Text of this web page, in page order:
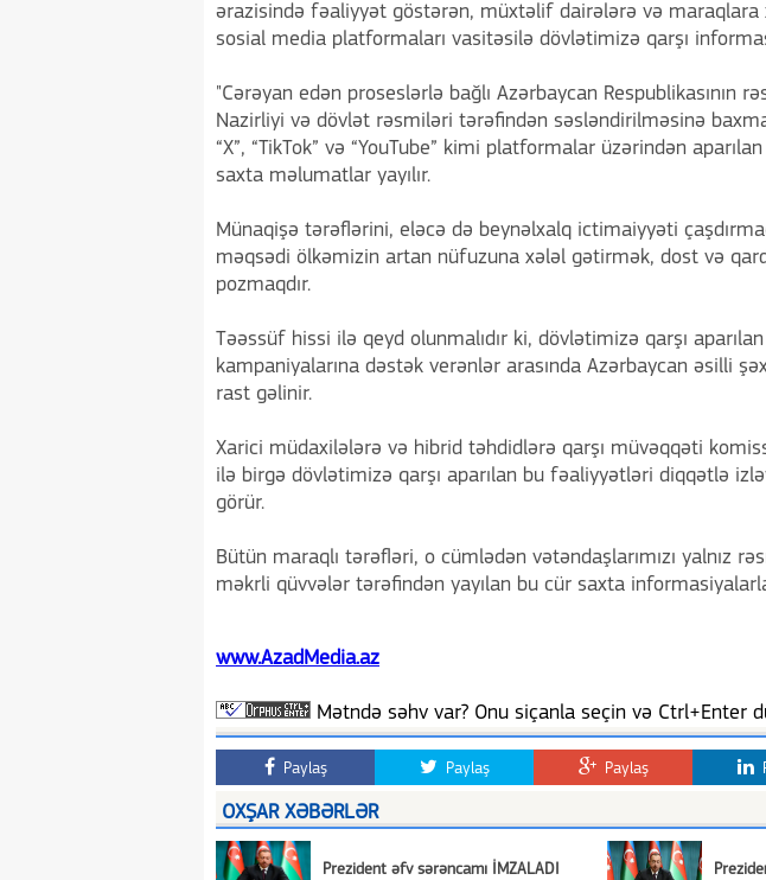
ərazisində fəaliyyət göstərən, müxtəlif dairələrə və
sosial media platformaları vasitəsilə dövlətimizə qarşı
"Cərəyan edən proseslərlə bağlı Azərbaycan Respublikasının
Nazirliyi və dövlət rəsmiləri tərəfindən səsləndirilməsinə
“X”, “TikTok” və “YouTube” kimi platformalar üzərindən
saxta məlumatlar yayılır.
Münaqişə tərəflərini, eləcə də beynəlxalq ictimaiyyəti
məqsədi ölkəmizin artan nüfuzuna xələl gətirmək, dost və
pozmaqdır.
Təəssüf hissi ilə qeyd olunmalıdır ki, dövlətimizə qarşı
kampaniyalarına dəstək verənlər arasında Azərbaycan əsilli
rast gəlinir.
Xarici müdaxilələrə və hibrid təhdidlərə qarşı müvəqqəti
ilə birgə dövlətimizə qarşı aparılan bu fəaliyyətləri diqqətlə
görür.
Bütün maraqlı tərəfləri, o cümlədən vətəndaşlarımızı yalnız
məkrli qüvvələr tərəfindən yayılan bu cür saxta
www.AzadMedia.az
Mətndə səhv var? Onu siçanla seçin və Ctrl+Enter
Paylaş Paylaş Paylaş
OXŞAR XƏBƏRLƏR
Prezident əfv sərəncamı İMZALADI